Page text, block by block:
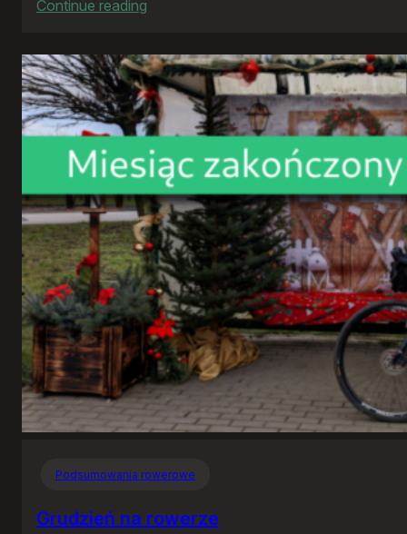
Continue reading
rok
2025
Podsumowania rowerowe
Grudzień na rowerze